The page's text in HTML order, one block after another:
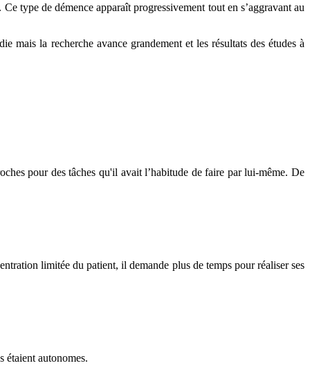
type de démence apparaît progressivement tout en s’aggravant au
mais la recherche avance grandement et les résultats des études à
pour des tâches qu'il avait l’habitude de faire par lui-même. De
limitée du patient, il demande plus de temps pour réaliser ses
étaient autonomes.